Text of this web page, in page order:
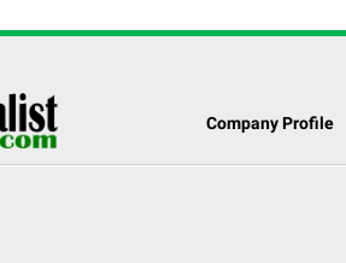
Company Profile